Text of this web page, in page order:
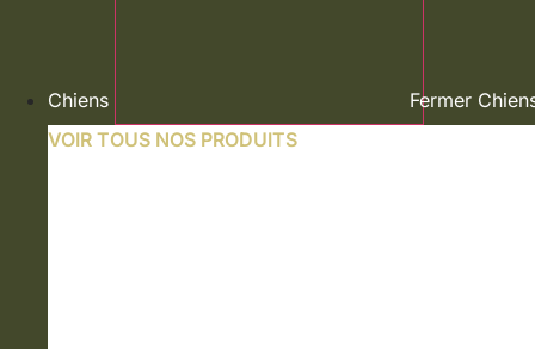
Chiens
Fermer
VOIR TOUS NOS PRODUITS